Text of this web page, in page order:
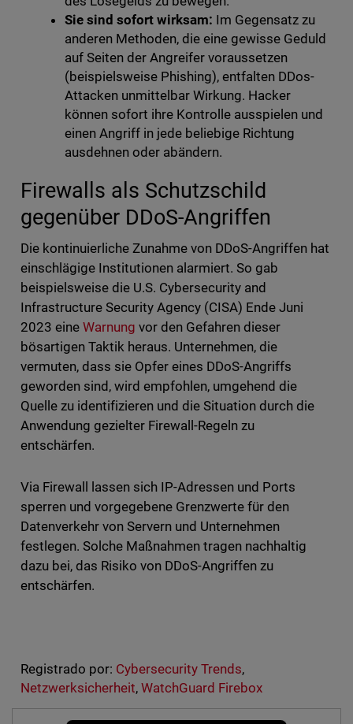
Sie sind sofort wirksam: Im Gegensatz zu
anderen Methoden, die eine gewisse Geduld
auf Seiten der Angreifer voraussetzen
(beispielsweise Phishing), entfalten DDos-
Attacken unmittelbar Wirkung. Hacker
können sofort ihre Kontrolle ausspielen und
einen Angriff in jede beliebige Richtung
ausdehnen oder abändern.
Firewalls als Schutzschild
gegenüber DDoS-Angriffen
Die kontinuierliche Zunahme von DDoS-Angriffen hat
einschlägige Institutionen alarmiert. So gab
beispielsweise die U.S. Cybersecurity and
Infrastructure Security Agency (CISA) Ende Juni
2023 eine Warnung vor den Gefahren dieser
bösartigen Taktik heraus. Unternehmen, die
vermuten, dass sie Opfer eines DDoS-Angriffs
geworden sind, wird empfohlen, umgehend die
Quelle zu identifizieren und die Situation durch die
Anwendung gezielter Firewall-Regeln zu
entschärfen.
Via Firewall lassen sich IP-Adressen und Ports
sperren und vorgegebene Grenzwerte für den
Datenverkehr von Servern und Unternehmen
festlegen. Solche Maßnahmen tragen nachhaltig
dazu bei, das Risiko von DDoS-Angriffen zu
entschärfen.
Registrado por: Cybersecurity Trends,
Netzwerksicherheit, WatchGuard Firebox